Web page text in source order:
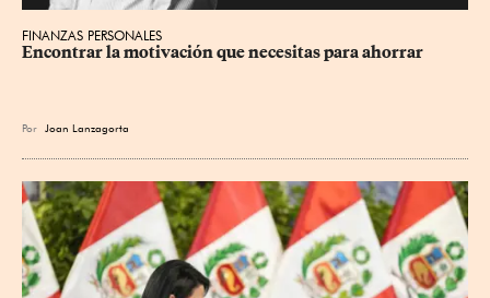
FINANZAS PERSONALES
Encontrar la motivación que necesitas para ahorrar
Por Joan Lanzagorta